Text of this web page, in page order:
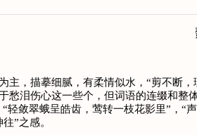
主，描摹细腻，有柔情似水，“剪不断
愁泪伤心这一些个，但词语的连缀和
“轻敛翠蛾呈皓齿，莺转一枝花影里”，
”之感。